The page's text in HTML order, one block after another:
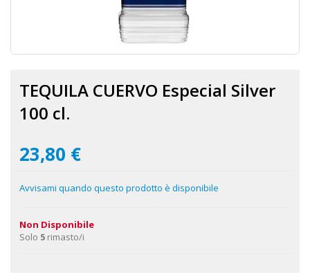
della
galleria
immagini
TEQUILA CUERVO Especial Silver
100 cl.
23,80 €
Avvisami quando questo prodotto è disponibile
Non Disponibile
Solo 5rimasto/i